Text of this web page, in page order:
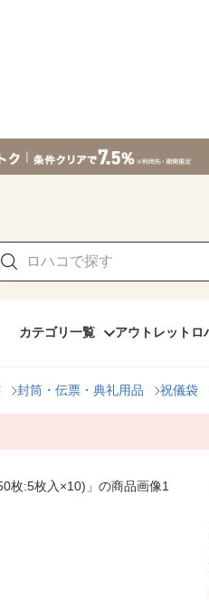
カテゴリ一覧 アウトレット ロ
封筒・伝票・典礼用品 祝儀袋